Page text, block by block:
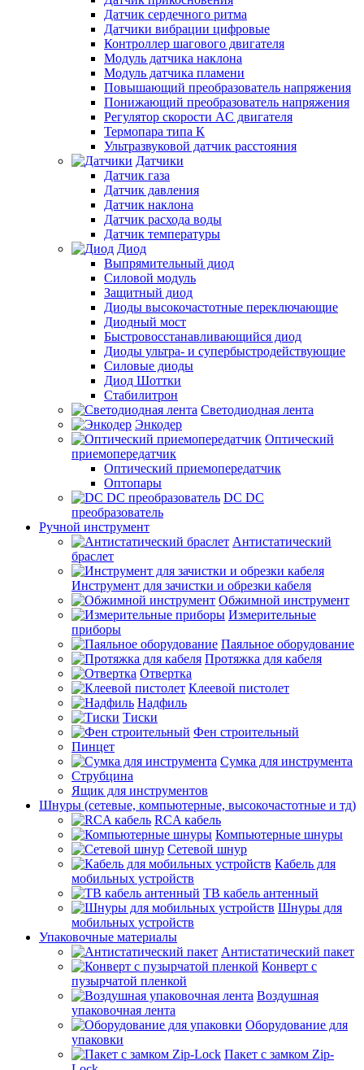
Датчик сердечного ритма
Датчики вибрации цифровые
Контроллер шагового двигателя
Модуль датчика наклона
Модуль датчика пламени
Повышающий преобразователь напряжения
Понижающий преобразователь напряжения
Регулятор скорости AC двигателя
Термопара типа К
Ультразвуковой датчик расстояния
Датчики
Датчик газа
Датчик давления
Датчик наклона
Датчик расхода воды
Датчик температуры
Диод
Выпрямительный диод
Силовой модуль
Защитный диод
Диоды высокочастотные переключающие
Диодный мост
Быстровосстанавливающийся диод
Диоды ультра- и супербыстродействующие
Силовые диоды
Диод Шоттки
Стабилитрон
Светодиодная лента
Энкодер
Оптический
приемопередатчик
Оптический приемопередатчик
Оптопары
DC DC
преобразователь
Ручной инструмент
Антистатический
браслет
Инструмент для зачистки и обрезки кабеля
Обжимной инструмент
Измерительные
приборы
Паяльное оборудование
Протяжка для кабеля
Отвертка
Клеевой пистолет
Надфиль
Тиски
Фен строительный
Пинцет
Сумка для инструмента
Струбцина
Ящик для инструментов
Шнуры (сетевые, компьютерные, высокочастотные и тд)
RCA кабель
Компьютерные шнуры
Сетевой шнур
Кабель для
мобильных устройств
ТВ кабель антенный
Шнуры для
мобильных устройств
Упаковочные материалы
Антистатический пакет
Конверт с
пузырчатой пленкой
Воздушная
упаковочная лента
Оборудование для
упаковки
Пакет с замком Zip-